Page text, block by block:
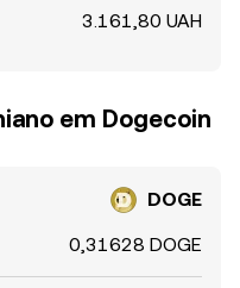
3.161,80 UAH
em Dogecoin
DOGE
0,31628 DOGE